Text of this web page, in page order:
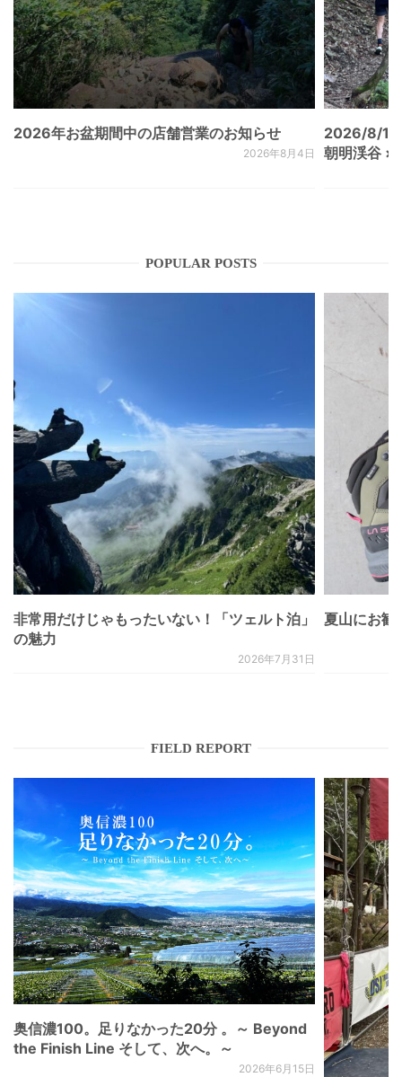
2026年お盆期間中の店舗営業のお知らせ
2026年8月4日
2026/8/
朝明渓谷 ×
POPULAR POSTS
非常用だけじゃもったいない！「ツェルト泊」
の魅力
2026年7月31日
夏山にお
FIELD REPORT
奥信濃100。足りなかった20分 。～ Beyond
the Finish Line そして、次へ。～
2026年6月15日